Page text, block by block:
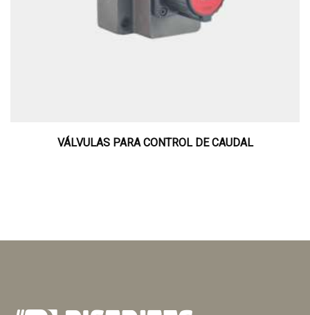
VÁLVULAS PARA CONTROL DE CAUDAL